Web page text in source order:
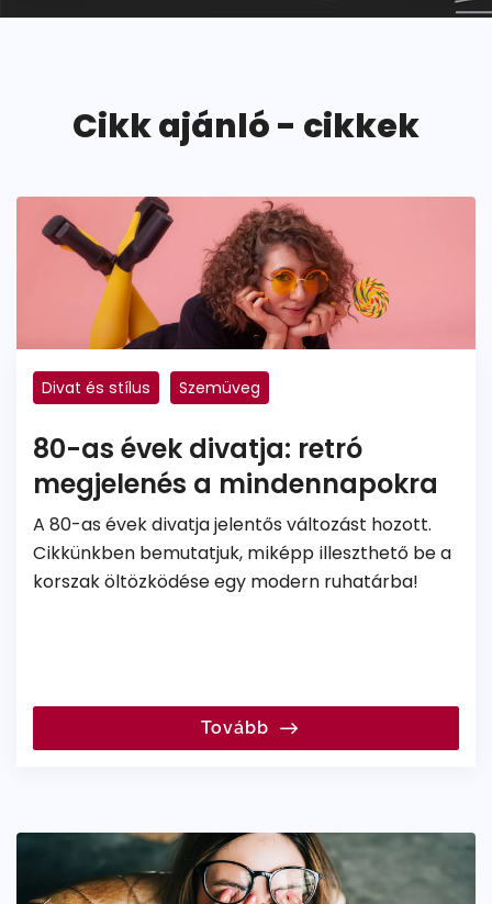
Cikk ajánló - cikkek
Divat és stílus Szemüveg
80-as évek divatja: retró
megjelenés a mindennapokra
A 80-as évek divatja jelentős változást hozott.
Cikkünkben bemutatjuk, miképp illeszthető be a
korszak öltözködése egy modern ruhatárba!
Tovább